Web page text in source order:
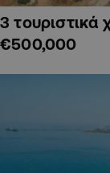
3
€500,000